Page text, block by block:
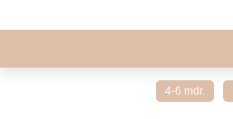
4-6 mdr.